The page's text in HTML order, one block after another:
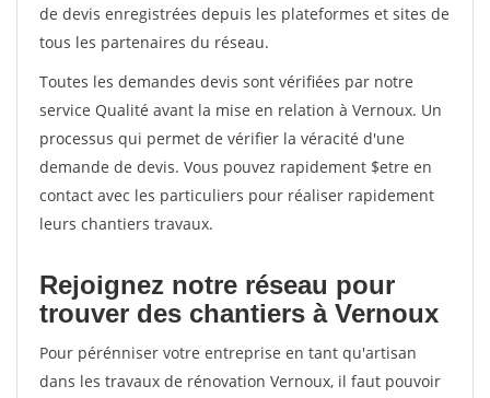
de devis enregistrées depuis les plateformes et sites de
tous les partenaires du réseau.
Toutes les demandes devis sont vérifiées par notre
service Qualité avant la mise en relation à Vernoux. Un
processus qui permet de vérifier la véracité d'une
demande de devis. Vous pouvez rapidement $etre en
contact avec les particuliers pour réaliser rapidement
leurs chantiers travaux.
Rejoignez notre réseau pour
trouver des chantiers à Vernoux
Pour pérénniser votre entreprise en tant qu'artisan
dans les travaux de rénovation Vernoux, il faut pouvoir